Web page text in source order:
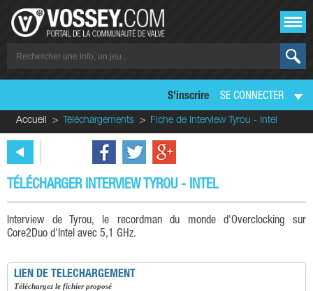
S'inscrire SE CONNECTER
Accueil Téléchargements Fiche de Interview Tyrou - Intel
TÉLÉCHARGER INTERVIEW TYROU - INTEL
Interview de Tyrou, le recordman du monde d'Overclocking sur
Core2Duo d'Intel avec 5,1 GHz.
LIEN DE TELECHARGEMENT
téléchargez le fichier proposé